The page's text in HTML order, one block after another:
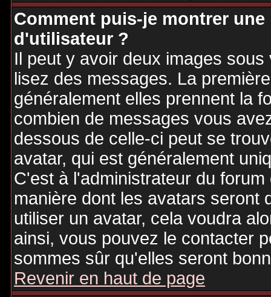
Comment puis-je montrer
d'utilisateur ?
Il peut y avoir deux images
lisez des messages. La
généralement elles prennent la
combien de messages vous
dessous de celle-ci peut se
avatar, qui est généralement
C'est à l'administrateur du
manière dont les avatars seront
utiliser un avatar, cela voudra
ainsi, vous pouvez le contacter
sommes sûr qu'elles seront
Revenir en haut de page